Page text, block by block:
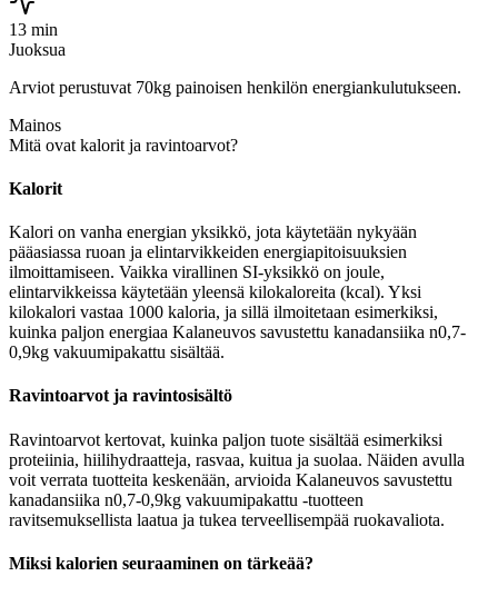
13 min
Juoksua
Arviot perustuvat 70kg painoisen henkilön energiankulutukseen.
Mainos
Mitä ovat kalorit ja ravintoarvot?
Kalorit
Kalori on vanha energian yksikkö, jota käytetään nykyään
pääasiassa ruoan ja elintarvikkeiden energiapitoisuuksien
ilmoittamiseen. Vaikka virallinen SI-yksikkö on joule,
elintarvikkeissa käytetään yleensä kilokaloreita (kcal). Yksi
kilokalori vastaa 1000 kaloria, ja sillä ilmoitetaan esimerkiksi,
kuinka paljon energiaa Kalaneuvos savustettu kanadansiika n0,7-
0,9kg vakuumipakattu sisältää.
Ravintoarvot ja ravintosisältö
Ravintoarvot kertovat, kuinka paljon tuote sisältää esimerkiksi
proteiinia, hiilihydraatteja, rasvaa, kuitua ja suolaa. Näiden avulla
voit verrata tuotteita keskenään, arvioida Kalaneuvos savustettu
kanadansiika n0,7-0,9kg vakuumipakattu -tuotteen
ravitsemuksellista laatua ja tukea terveellisempää ruokavaliota.
Miksi kalorien seuraaminen on tärkeää?